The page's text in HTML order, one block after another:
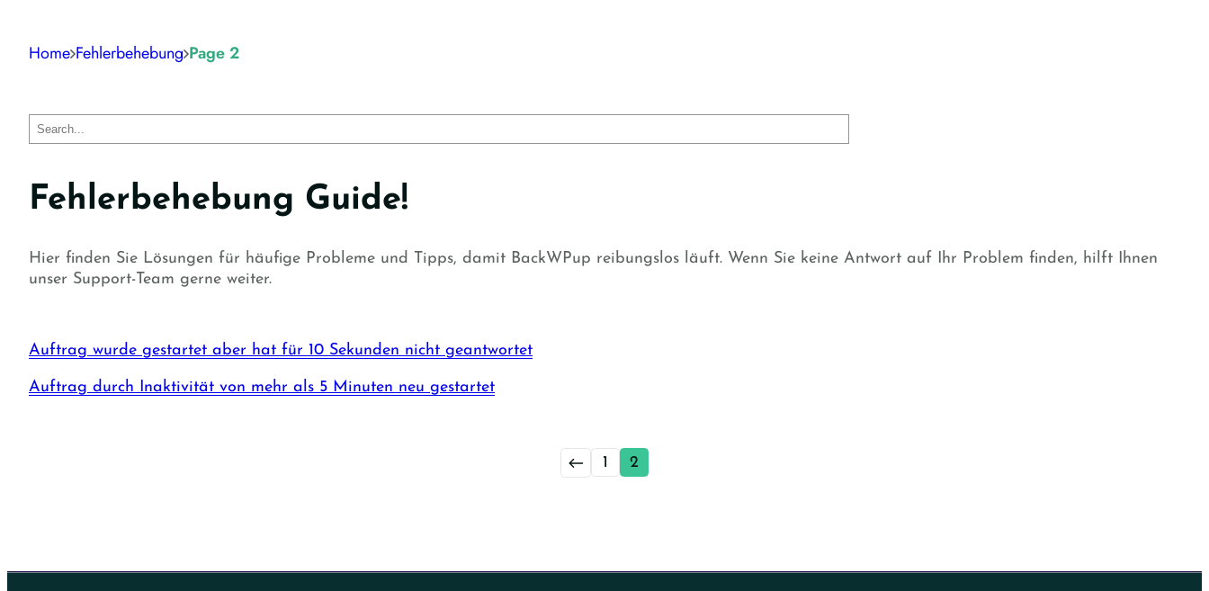
Home Fehlerbehebung Page 2
Search
Fehlerbehebung Guide!
Hier finden Sie Lösungen für häufige Probleme und Tipps, damit BackWPup reibungslos läuft. Wenn Sie keine Antwort auf Ihr Problem finden, hilft Ihnen
unser Support-Team gerne weiter.
Auftrag wurde gestartet aber hat für 10 Sekunden nicht geantwortet
Auftrag durch Inaktivität von mehr als 5 Minuten neu gestartet
← 1 2